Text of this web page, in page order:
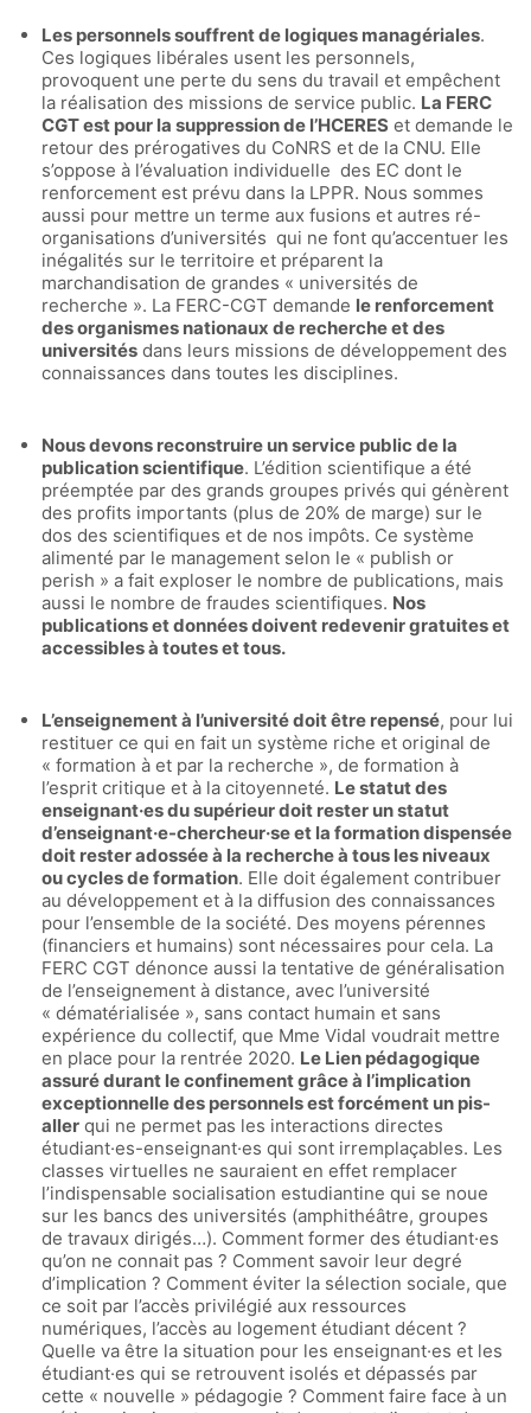
Les personnels souffrent de logiques managériales.
Ces logiques libérales usent les personnels,
provoquent une perte du sens du travail et empêchent
la réalisation des missions de service public. La FERC
CGT est pour la suppression de l’HCERES et demande le
retour des prérogatives du CoNRS et de la CNU. Elle
s’oppose à l’évaluation individuelle des EC dont le
renforcement est prévu dans la LPPR. Nous sommes
aussi pour mettre un terme aux fusions et autres ré-
organisations d’universités qui ne font qu’accentuer les
inégalités sur le territoire et préparent la
marchandisation de grandes « universités de
recherche ». La FERC-CGT demande le renforcement
des organismes nationaux de recherche et des
universités dans leurs missions de développement des
connaissances dans toutes les disciplines.
Nous devons reconstruire un service public de la
publication scientifique. L’édition scientifique a été
préemptée par des grands groupes privés qui génèrent
des profits importants (plus de 20% de marge) sur le
dos des scientifiques et de nos impôts. Ce système
alimenté par le management selon le « publish or
perish » a fait exploser le nombre de publications, mais
aussi le nombre de fraudes scientifiques. Nos
publications et données doivent redevenir gratuites et
accessibles à toutes et tous.
L’enseignement à l’université doit être repensé, pour lui
restituer ce qui en fait un système riche et original de
« formation à et par la recherche », de formation à
l’esprit critique et à la citoyenneté. Le statut des
enseignant·es du supérieur doit rester un statut
d’enseignant·e-chercheur·se et la formation dispensée
doit rester adossée à la recherche à tous les niveaux
ou cycles de formation. Elle doit également contribuer
au développement et à la diffusion des connaissances
pour l’ensemble de la société. Des moyens pérennes
(financiers et humains) sont nécessaires pour cela. La
FERC CGT dénonce aussi la tentative de généralisation
de l’enseignement à distance, avec l’université
« dématérialisée », sans contact humain et sans
expérience du collectif, que Mme Vidal voudrait mettre
en place pour la rentrée 2020. Le Lien pédagogique
assuré durant le confinement grâce à l’implication
exceptionnelle des personnels est forcément un pis-
aller qui ne permet pas les interactions directes
étudiant·es-enseignant·es qui sont irremplaçables. Les
classes virtuelles ne sauraient en effet remplacer
l’indispensable socialisation estudiantine qui se noue
sur les bancs des universités (amphithéâtre, groupes
de travaux dirigés…). Comment former des étudiant·es
qu’on ne connait pas ? Comment savoir leur degré
d’implication ? Comment éviter la sélection sociale, que
ce soit par l’accès privilégié aux ressources
numériques, l’accès au logement étudiant décent ?
Quelle va être la situation pour les enseignant·es et les
étudiant·es qui se retrouvent isolés et dépassés par
cette « nouvelle » pédagogie ? Comment faire face à un